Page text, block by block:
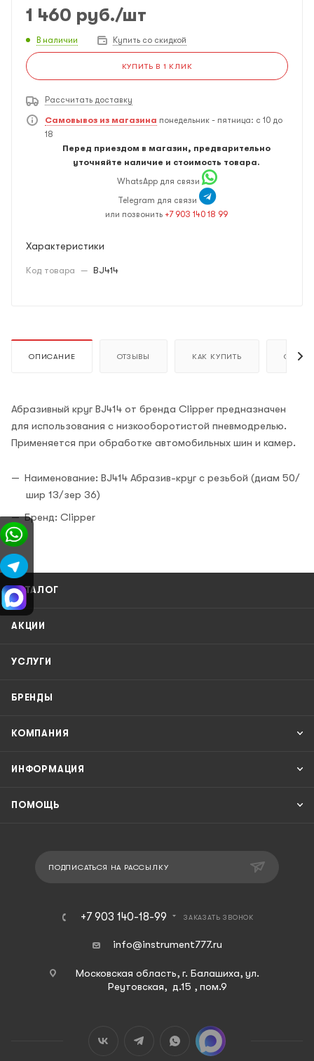
1 460 руб./шт
В наличии Купить со скидкой
КУПИТЬ В 1 КЛИК
Рассчитать доставку
Самовывоз из магазина понедельник - пятница: с 10 до
18
Перед приездом в магазин, предварительно
уточняйте наличие и стоимость товара.
WhatsApp для связи
Telegram для связи
или позвонить +7 903 140 18 99
Характеристики
Код товара — BJ414
ОПИСАНИЕ ОТЗЫВЫ КАК КУПИТЬ ОПЛАТА
Абразивный круг BJ414 от бренда Clipper предназначен
для использования с низкооборотистой пневмодрелью.
Применяется при обработке автомобильных шин и камер.
Наименование: BJ414 Абразив-круг с резьбой (диам 50/
шир 13/зер 36)
Бренд: Clipper
КАТАЛОГ
АКЦИИ
УСЛУГИ
БРЕНДЫ
КОМПАНИЯ
ИНФОРМАЦИЯ
ПОМОЩЬ
ПОДПИСАТЬСЯ НА РАССЫЛКУ
+7 903 140-18-99 ЗАКАЗАТЬ ЗВОНОК
info@instrument777.ru
Московская область, г. Балашиха, ул.
Реутовская, д.15 , пом.9